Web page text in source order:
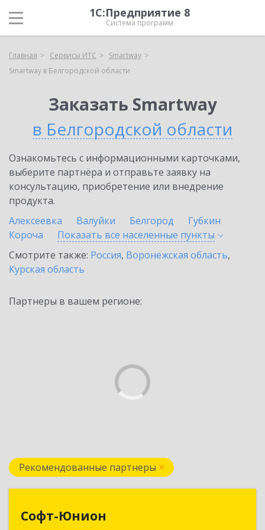
1С:Предприятие 8
Система программ
Главная Сервисы ИТС
Smartway
Smartway в Белгородской области
Заказать Smartway
в Белгородской области
Ознакомьтесь с информационными карточками,
выберите партнёра и отправьте заявку на
консультацию, приобретение или внедрение
продукта.
Алексеевка
Валуйки Белгород
Губкин
Короча
Показать все населенные пункты
Смотрите также: Россия, Воронежская область,
Курская область
Партнеры в вашем регионе:
Рекомендованные партнеры
Софт-Юнион